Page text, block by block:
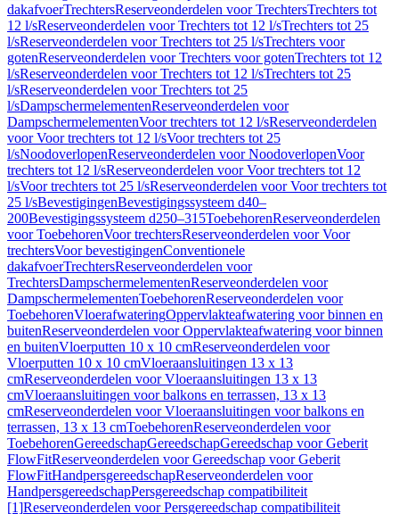
dakafvoerTrechtersReserveonderdelen voor TrechtersTrechters tot
12 l/sReserveonderdelen voor Trechters tot 12 l/sTrechters tot 25
l/sReserveonderdelen voor Trechters tot 25 l/sTrechters voor
gotenReserveonderdelen voor Trechters voor gotenTrechters tot 12
l/sReserveonderdelen voor Trechters tot 12 l/sTrechters tot 25
l/sReserveonderdelen voor Trechters tot 25
l/sDampschermelementenReserveonderdelen voor
DampschermelementenVoor trechters tot 12 l/sReserveonderdelen
voor Voor trechters tot 12 l/sVoor trechters tot 25
l/sNoodoverlopenReserveonderdelen voor NoodoverlopenVoor
trechters tot 12 l/sReserveonderdelen voor Voor trechters tot 12
l/sVoor trechters tot 25 l/sReserveonderdelen voor Voor trechters tot
25 l/sBevestigingenBevestigingssysteem d40–
200Bevestigingssysteem d250–315ToebehorenReserveonderdelen
voor ToebehorenVoor trechtersReserveonderdelen voor Voor
trechtersVoor bevestigingenConventionele
dakafvoerTrechtersReserveonderdelen voor
TrechtersDampschermelementenReserveonderdelen voor
DampschermelementenToebehorenReserveonderdelen voor
ToebehorenVloerafwateringOppervlakteafwatering voor binnen en
buitenReserveonderdelen voor Oppervlakteafwatering voor binnen
en buitenVloerputten 10 x 10 cmReserveonderdelen voor
Vloerputten 10 x 10 cmVloeraansluitingen 13 x 13
cmReserveonderdelen voor Vloeraansluitingen 13 x 13
cmVloeraansluitingen voor balkons en terrassen, 13 x 13
cmReserveonderdelen voor Vloeraansluitingen voor balkons en
terrassen, 13 x 13 cmToebehorenReserveonderdelen voor
ToebehorenGereedschapGereedschapGereedschap voor Geberit
FlowFitReserveonderdelen voor Gereedschap voor Geberit
FlowFitHandpersgereedschapReserveonderdelen voor
HandpersgereedschapPersgereedschap compatibiliteit
[1]Reserveonderdelen voor Persgereedschap compatibiliteit